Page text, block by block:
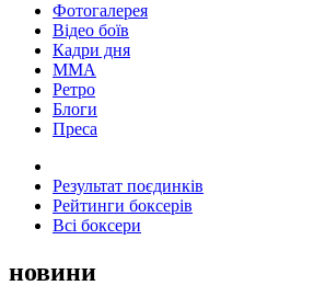
Фотогалерея
Відео боїв
Кадри дня
ММА
Ретро
Блоги
Преса
Результат поєдинків
Рейтинги боксерів
Всі боксери
новини